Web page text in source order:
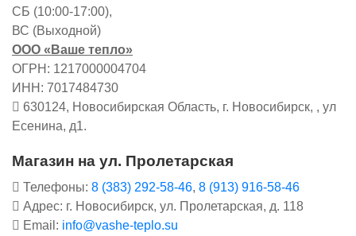
СБ (10:00-17:00),
ВС (Выходной)
ООО «Ваше тепло»
ОГРН: 1217000004704
ИНН: 7017484730
630124, Новосибирская Область, г. Новосибирск, , ул
Есенина, д1.
Магазин на ул. Пролетарская
Телефоны: 8 (383) 292-58-46, 8 (913) 916-58-46
Адрес: г. Новосибирск, ул. Пролетарская, д. 118
Email: info@vashe-teplo.su